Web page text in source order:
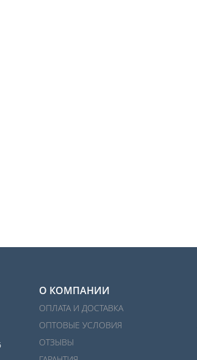
О КОМПАНИИ
ОПЛАТА И ДОСТАВКА
ОПТОВЫЕ УСЛОВИЯ
ОТЗЫВЫ